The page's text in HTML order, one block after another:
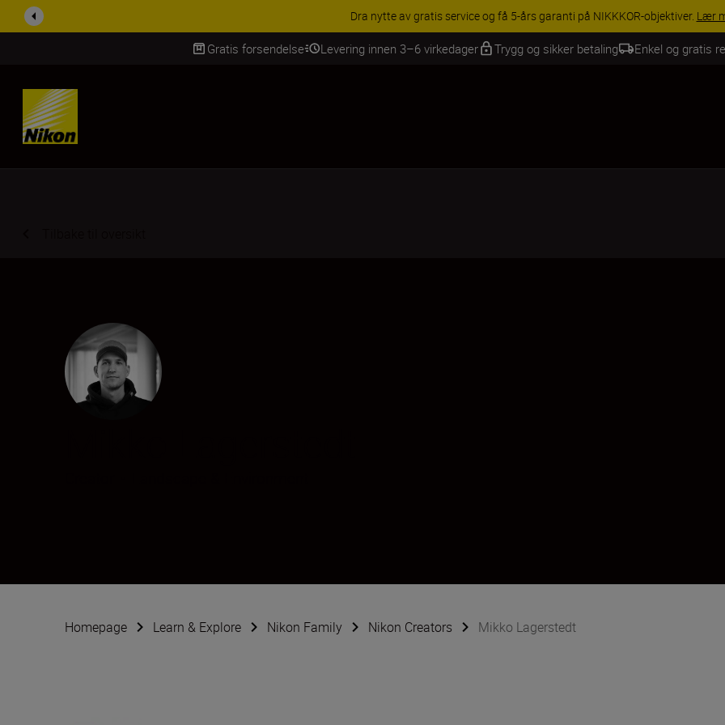
ACCESSORY SAVINGS | Få 15 % rabatt på utvalgt tilbehør, gjør fotoutstyret komplett i
Gratis forsendelse Levering innen 3–6 virkedager Trygg og sikker betaling Enkel og gratis
Skip Content
Homepage Learn & Explore Nikon Family Nikon Creators Mikko Lagerstedt